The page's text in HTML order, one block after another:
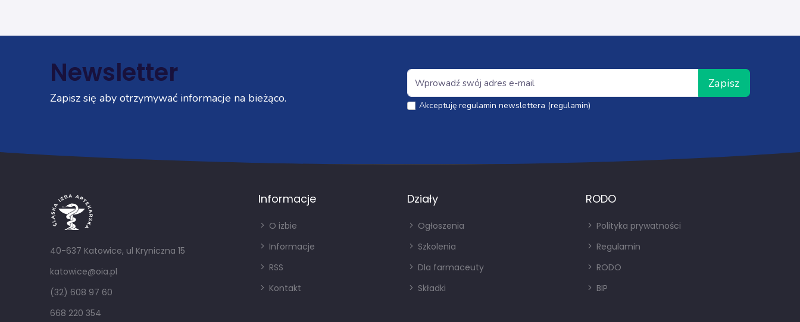
Newsletter
Zapisz się aby otrzymywać informacje na bieżąco.
Zapisz
Akceptuję regulamin newslettera (regulamin)
40-637 Katowice, ul Kryniczna 15
katowice@oia.pl
(32) 608 97 60
668 220 354
Informacje
O izbie
Informacje
RSS
Kontakt
Działy
Ogłoszenia
Szkolenia
Dla farmaceuty
Składki
RODO
Polityka prywatności
Regulamin
RODO
BIP